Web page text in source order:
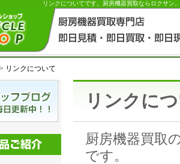
リンクについてです。厨房機器買取ならロクサン
> リンクについて
リンクに
厨房機器買取
です。